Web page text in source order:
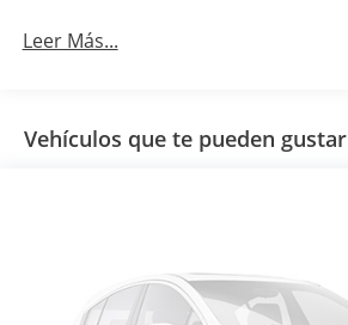
Leer Más...
Vehículos que te pueden gustar